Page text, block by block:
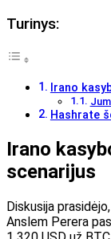
Turinys:
Irano
Hashrate
Irano
scenarijus
Diskusija
Anslem Perera